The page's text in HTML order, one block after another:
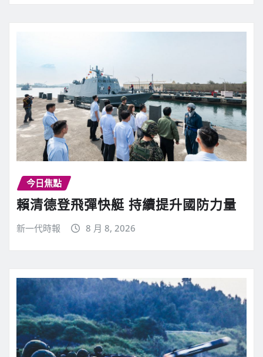
今日焦點
賴清德登飛彈快艇 持續提升國防力量
新一代時報 8 月 8, 2026